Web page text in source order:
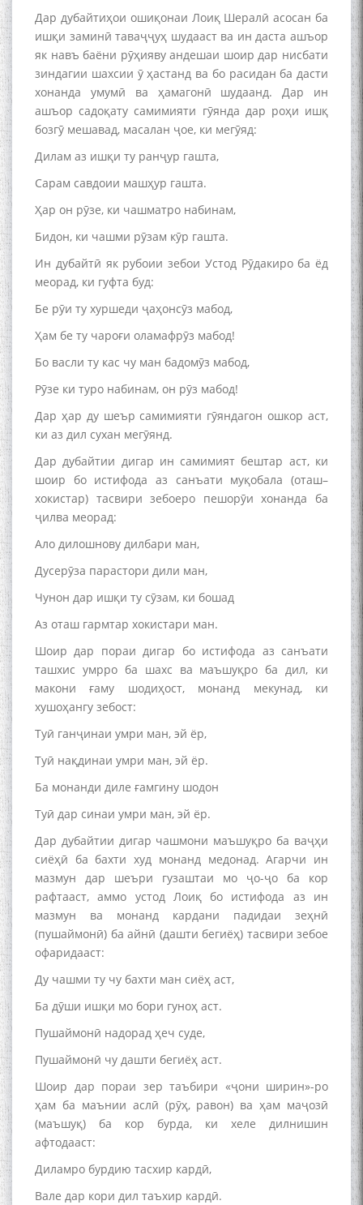
Дар дубайтиҳои ошиқонаи Лоиқ Шералӣ асосан ба
ишқи заминӣ таваҷҷуҳ шудааст ва ин даста ашъор
як навъ баёни рӯҳияву андешаи шоир дар нисбати
зиндагии шахсии ӯ ҳастанд ва бо расидан ба дасти
хонанда умумӣ ва ҳамагонӣ шудаанд. Дар ин
ашъор садоқату самимияти гӯянда дар роҳи ишқ
бозгӯ мешавад, масалан ҷое, ки мегӯяд:
Дилам аз ишқи ту ранҷур гашта,
Сарам савдоии машҳур гашта.
Ҳар он рӯзе, ки чашматро набинам,
Бидон, ки чашми рӯзам кӯр гашта.
Ин дубайтӣ як рубоии зебои Устод Рӯдакиро ба ёд
меорад, ки гуфта буд:
Бе рӯи ту хуршеди ҷаҳонсӯз мабод,
Ҳам бе ту чароғи оламафрӯз мабод!
Бо васли ту кас чу ман бадомӯз мабод,
Рӯзе ки туро набинам, он рӯз мабод!
Дар ҳар ду шеър самимияти гӯяндагон ошкор аст,
ки аз дил сухан мегӯянд.
Дар дубайтии дигар ин самимият бештар аст, ки
шоир бо истифода аз санъати муқобала (оташ–
хокистар) тасвири зебоеро пешорӯи хонанда ба
ҷилва меорад:
Ало дилошнову дилбари ман,
Дусерӯза парастори дили ман,
Чунон дар ишқи ту сӯзам, ки бошад
Аз оташ гармтар хокистари ман.
Шоир дар пораи дигар бо истифода аз санъати
ташхис умрро ба шахс ва маъшуқро ба дил, ки
макони ғаму шодиҳост, монанд мекунад, ки
хушоҳангу зебост:
Туӣ ганҷинаи умри ман, эй ёр,
Туӣ нақдинаи умри ман, эй ёр.
Ба монанди диле ғамгину шодон
Туӣ дар синаи умри ман, эй ёр.
Дар дубайтии дигар чашмони маъшуқро ба ваҷҳи
сиёҳӣ ба бахти худ монанд медонад. Агарчи ин
мазмун дар шеъри гузаштаи мо ҷо-ҷо ба кор
рафтааст, аммо устод Лоиқ бо истифода аз ин
мазмун ва монанд кардани падидаи зеҳнӣ
(пушаймонӣ) ба айнӣ (дашти бегиёҳ) тасвири зебое
офаридааст:
Ду чашми ту чу бахти ман сиёҳ аст,
Ба дӯши ишқи мо бори гуноҳ аст.
Пушаймонӣ надорад ҳеч суде,
Пушаймонӣ чу дашти бегиёҳ аст.
Шоир дар пораи зер таъбири «ҷони ширин»-ро
ҳам ба маънии аслӣ (рӯҳ, равон) ва ҳам маҷозӣ
(маъшуқ) ба кор бурда, ки хеле дилнишин
афтодааст:
Диламро бурдию тасхир кардӣ,
Вале дар кори дил таъхир кардӣ.